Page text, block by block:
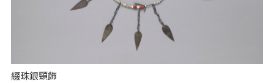
綴珠銀頸飾